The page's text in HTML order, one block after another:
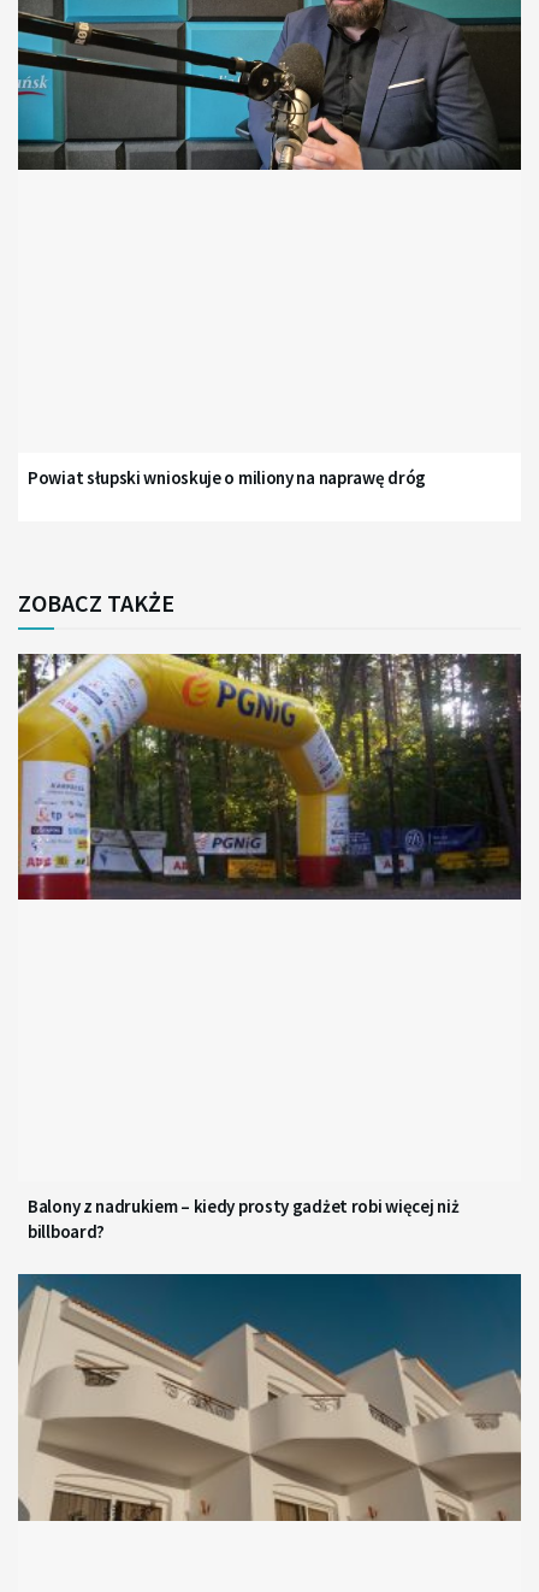
Powiat słupski wnioskuje o miliony na naprawę dróg
ZOBACZ TAKŻE
Balony z nadrukiem – kiedy prosty gadżet robi więcej niż
billboard?